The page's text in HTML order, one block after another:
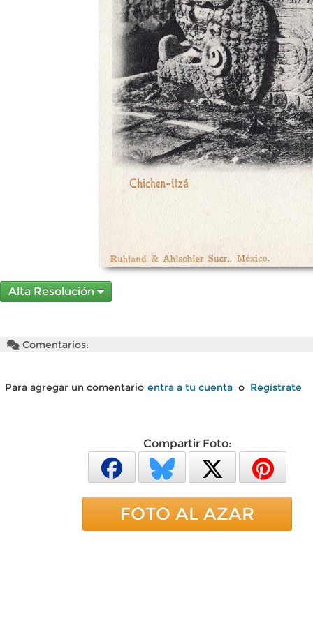
Alta Resolución
Comentarios:
Para agregar un comentario entra a tu cuenta o Regístrate
Compartir Foto:
FOTO AL AZAR